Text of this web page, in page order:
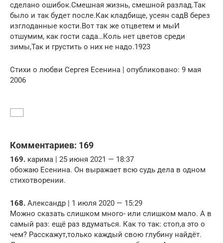
сделано ошибок.Смешная жизнь, смешной разлад.Так
было и так будет после.Как кладбище, усеян садВ берез
изглоданные кости.Вот так же отцветем и мыИ
отшумим, как гости сада…Коль нет цветов среди
зимы,Так и грустить о них не надо.1923
Cтихи о любви Сергея Есенина | опубликовано: 9 мая
2006
Комментариев: 169
169. карима | 25 июня 2021 — 18:37
обожаю Есенина. Он выражает всю судь дела в одном
стихотворении.
168. Александр | 1 июля 2020 — 15:29
Можно сказать слишком много- или слишком мало. А в
самый раз: ещё раз вдуматься. Как то так: стоп,а это о
чем? Расскажут,только каждый свою глубину найдёт.